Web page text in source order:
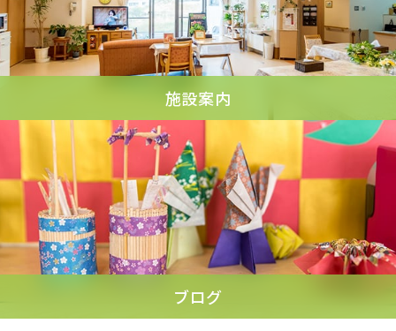
施設案内
ブログ